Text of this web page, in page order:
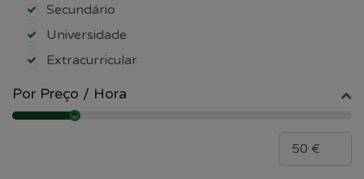
Secundário
Universidade
Extracurricular
Por Preço / Hora